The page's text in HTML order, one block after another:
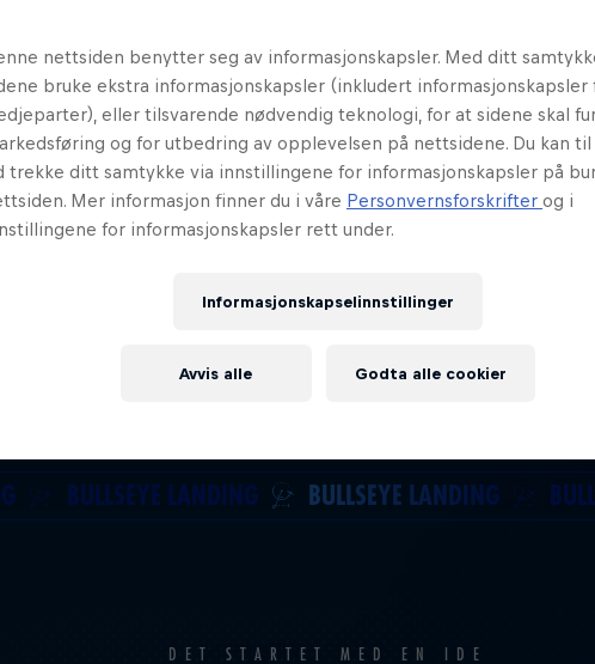
BULLSEYE LANDING BULLSEYE LANDING
DET STARTET MED EN IDE
nettsiden benytter seg av informasjonskapsler. Med ditt
bruke ekstra informasjonskapsler (inkludert informasjonskapsler
eller tilsvarende nødvendig teknologi, for at sidene skal
og for utbedring av opplevelsen på nettsidene. Du kan
trekke ditt samtykke via innstillingene for informasjonskapsler på
Mer informasjon finner du i våre Personvernsforskrifter og i
for informasjonskapsler rett under.
Informasjonskapselinnstillinger
Avvis alle Godta alle cookier